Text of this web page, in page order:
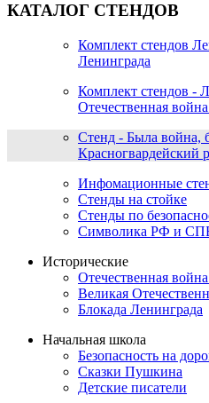
КАТАЛОГ СТЕНДОВ
Комплект стендов
Ленинграда
Комплект стендов -
Отечественная
Стенд - Была война,
Красногвардейский
Инфомационные
Стенды на стойке
Стенды по
Символика РФ и
Исторические
Отечественная война
Великая
Блокада Ленинграда
Начальная школа
Безопасность на
Сказки Пушкина
Детские писатели